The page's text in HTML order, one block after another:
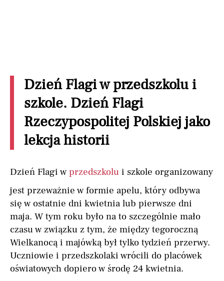
Dzień Flagi w przedszkolu i
szkole. Dzień Flagi
Rzeczypospolitej Polskiej jako
lekcja historii
Dzień Flagi wprzedszkolu i szkole organizowany
jest przeważnie w formie apelu, który odbywa
się w ostatnie dni kwietnia lub pierwsze dni
maja. W tym roku było na to szczególnie mało
czasu w związku z tym, że między tegoroczną
Wielkanocą i majówką był tylko tydzień przerwy.
Uczniowie i przedszkolaki wrócili do placówek
oświatowych dopiero w środę 24 kwietnia.